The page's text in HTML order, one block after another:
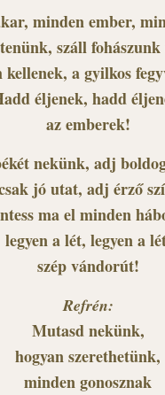
minden ember,
száll fohászunk
kellenek, a gyilkos
éljenek, hadd
az emberek!
nekünk, adj
jó utat, adj érző
ma el minden
legyen a lét, legyen a
szép vándorút!
Refrén:
Mutasd nekünk,
hogyan szerethetünk,
minden gonosznak